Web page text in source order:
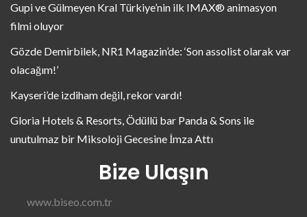
Gupi ve Gülmeyen Kral Türkiye’nin ilk IMAX® animasyon
filmi oluyor
Gözde Demirbilek, NR1 Magazin’de: ‘Son assolist olarak var
olacağım!’
Kayseri’de izdiham değil, rekor vardı!
Gloria Hotels & Resorts, Ödüllü bar Panda & Sons ile
unutulmaz bir Miksoloji Gecesine İmza Attı
Bize Ulaşın
www.biseo.com.tr